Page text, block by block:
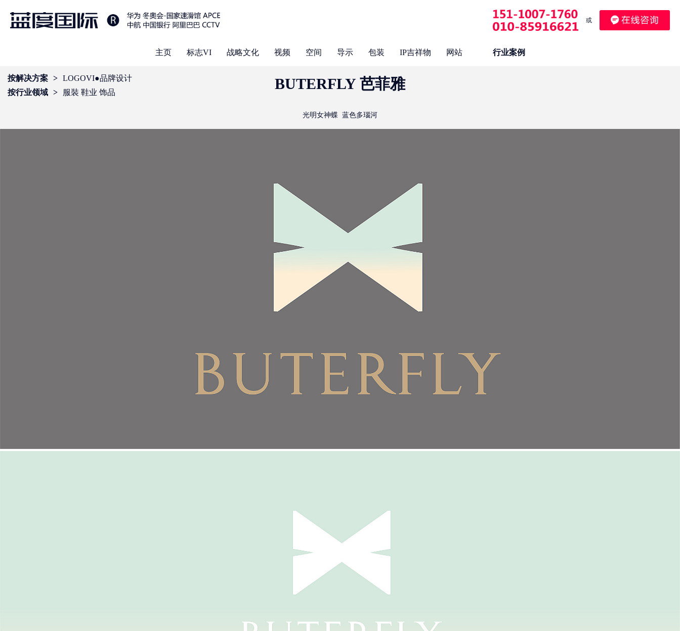
或
主页 标志VI 战略文化 视频 空间 导示 包装 IP吉祥物 网站 行业案例
BUTERFLY 芭菲雅
按解决方案 > LOGOVI●品牌设计
按行业领域 > 服裝 鞋业 饰品
光明女神蝶 蓝色多瑙河